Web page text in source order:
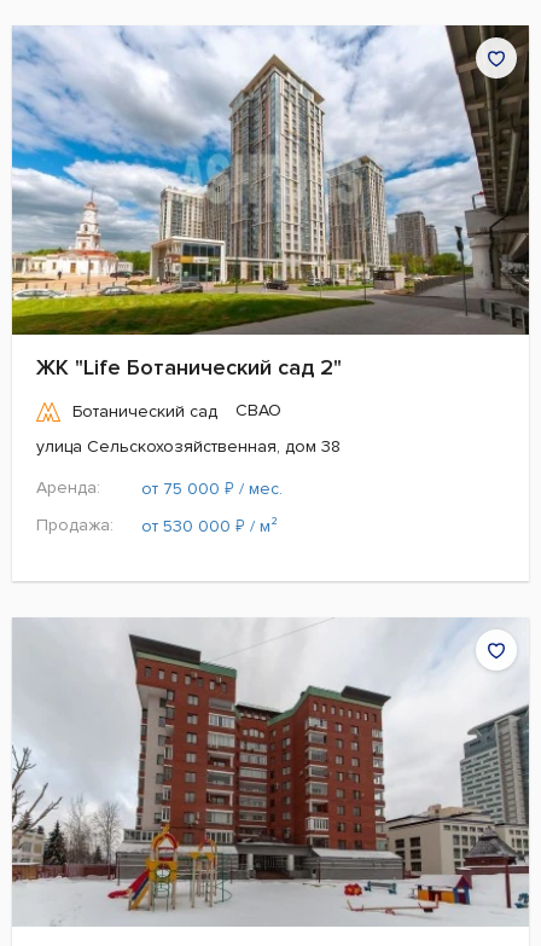
ЖК "Life Ботанический сад 2"
Ботанический сад
СВАО
улица Сельскохозяйственная, дом 38
Аренда:
от 75 000 ₽ / мес.
Продажа:
от 530 000 ₽ / м²